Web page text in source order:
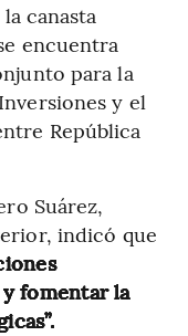
canasta
encuentra
para la
y el
República
Suárez,
indicó que
fomentar la